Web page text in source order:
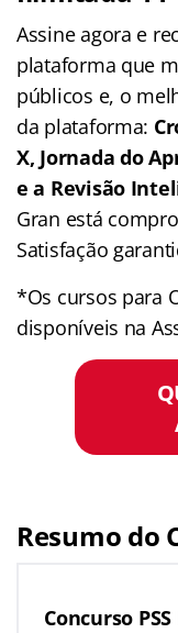
Assine agora e
plataforma que
públicos e, o
da plataforma:
X, Jornada do
e a Revisão
Gran está
Satisfação
*Os cursos para
disponíveis na
Resumo do
Concurso PSS